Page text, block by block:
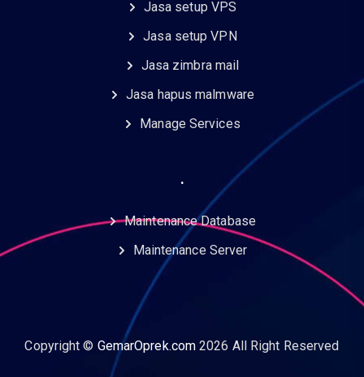
Jasa setup VPS
Jasa setup VPN
Jasa zimbra mail
Jasa hapus malmware
Manage Services
.
Maintenance Database
Maintenance Server
Copyright © GemarOprek.com 2026 All Right Reserved